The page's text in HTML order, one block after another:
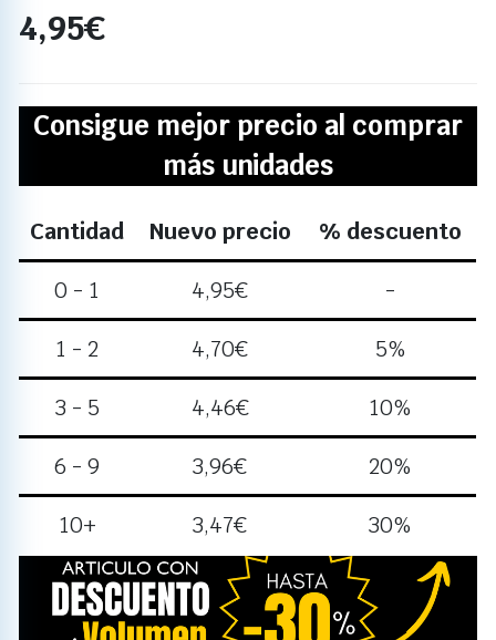
4,95€
Consigue mejor precio al comprar
más unidades
Cantidad Nuevo precio % descuento
0 - 1 4,95€ -
1 - 2 4,70€ 5%
3 - 5 4,46€ 10%
6 - 9 3,96€ 20%
10+ 3,47€ 30%